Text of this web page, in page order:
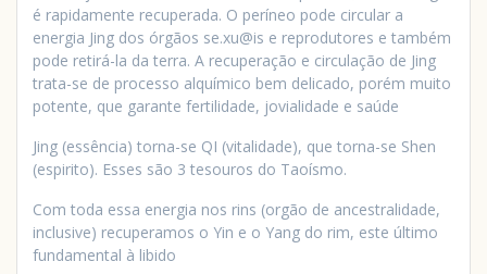
é rapidamente recuperada. O períneo pode circular a
energia Jing dos órgãos se.xu@is e reprodutores e também
pode retirá-la da terra. A recuperação e circulação de Jing
trata-se de processo alquímico bem delicado, porém muito
potente, que garante fertilidade, jovialidade e saúde
Jing (essência) torna-se QI (vitalidade), que torna-se Shen
(espirito). Esses são 3 tesouros do Taoísmo.
Com toda essa energia nos rins (orgão de ancestralidade,
inclusive) recuperamos o Yin e o Yang do rim, este último
fundamental à libido